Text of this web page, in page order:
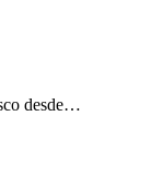
desde…